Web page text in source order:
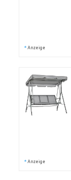
* Anzeige
* Anzeige